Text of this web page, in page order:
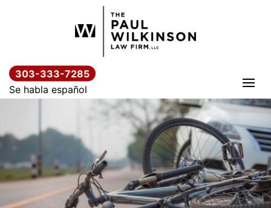
303-333-7285
Se habla español